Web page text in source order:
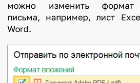
можно изменить формат
письма, например, лист
Word.